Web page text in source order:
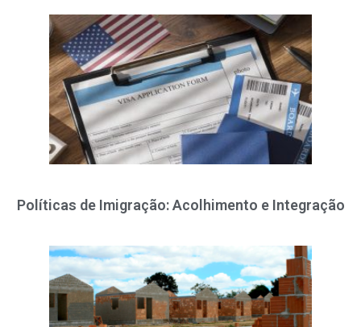
Políticas de Imigração: Acolhimento e Integração